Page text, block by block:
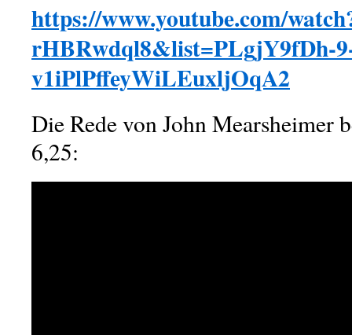
https://www.youtube.com/
rHBRwdql8&list=PLgjY9fDh-
v1iPlPffeyWiLEuxljOqA2
Die Rede von John Mearsheimer
6,25: